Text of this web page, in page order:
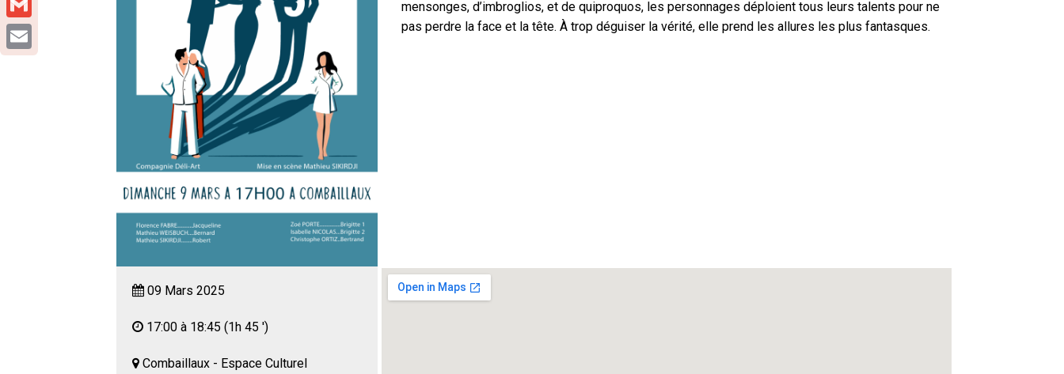
09 Mars 2025
17:00 à 18:45 (1h 45 ')
Combaillaux - Espace Culturel
mensonges, d’imbroglios, et de quiproquos, les personnages déploient tous leurs talents pour ne
pas perdre la face et la tête. À trop déguiser la vérité, elle prend les allures les plus fantasques.
Gmail